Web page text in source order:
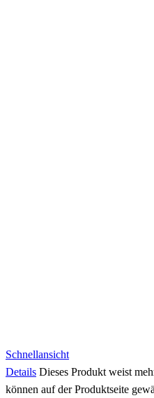
Schnellansicht
Details Dieses Produkt weist
können auf der Produktseite